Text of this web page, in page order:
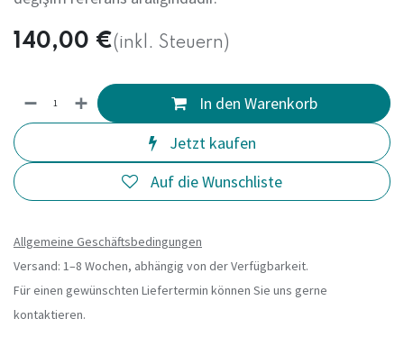
140,00 €(inkl. Steuern)
In den Warenkorb
Jetzt kaufen
Auf die Wunschliste
Allgemeine Geschäftsbedingungen
Versand: 1–8 Wochen, abhängig von der Verfügbarkeit.
Für einen gewünschten Liefertermin können Sie uns gerne
kontaktieren.